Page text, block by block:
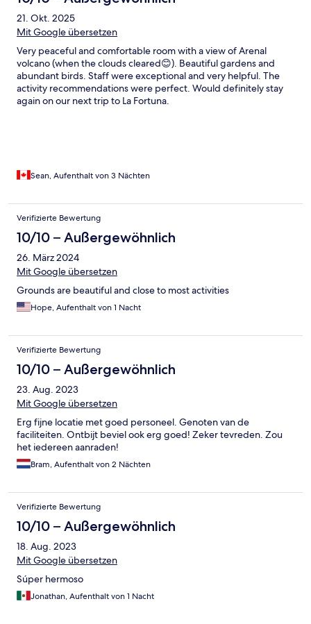
21. Okt. 2025
Mit Google übersetzen
Very peaceful and comfortable room with a view of Arenal
volcano (when the clouds cleared😊). Beautiful gardens and
abundant birds. Staff were exceptional and very helpful. The
activity recommendations were perfect. Would definitely stay
again on our next trip to La Fortuna.
Sean, Aufenthalt von 3 Nächten
Verifizierte Bewertung
10/10 – Außergewöhnlich
26. März 2024
Mit Google übersetzen
Grounds are beautiful and close to most activities
Hope, Aufenthalt von 1 Nacht
Verifizierte Bewertung
10/10 – Außergewöhnlich
23. Aug. 2023
Mit Google übersetzen
Erg fijne locatie met goed personeel. Genoten van de
faciliteiten. Ontbijt beviel ook erg goed! Zeker tevreden. Zou
het iedereen aanraden!
Bram, Aufenthalt von 2 Nächten
Verifizierte Bewertung
10/10 – Außergewöhnlich
18. Aug. 2023
Mit Google übersetzen
Súper hermoso
Jonathan, Aufenthalt von 1 Nacht